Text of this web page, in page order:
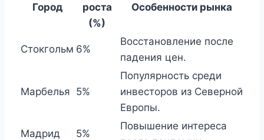
Город
роста
(%)
Особенности рынка
Стокгольм 6%
Восстановление после
падения цен.
Марбелья 5%
Популярность среди
инвесторов из Северной
Европы.
Мадрид 5%
Повышение интереса